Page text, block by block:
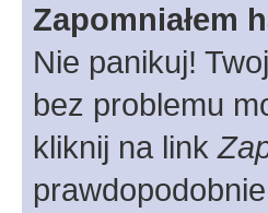
Zapomniałem
Nie panikuj!
bez problemu
kliknij na link